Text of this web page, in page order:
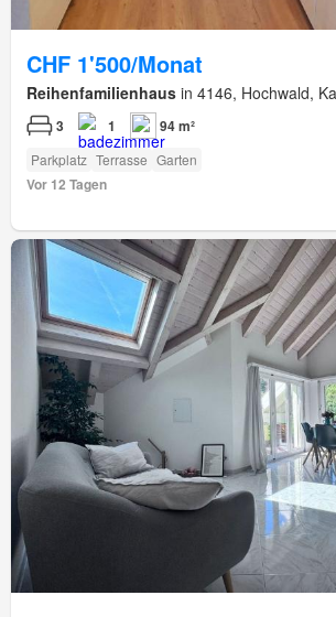
CHF 1'500/Monat
Reihenfamilienhaus in 4146, Hochwald,
3 1 94 m²
Parkplatz Terrasse Garten
Vor 12 Tagen